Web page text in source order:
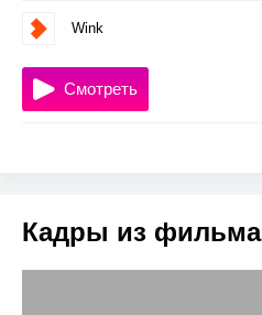
Wink
Смотреть
Кадры из фильма